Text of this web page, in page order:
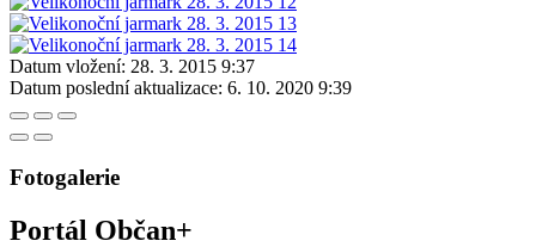
Datum vložení: 28. 3. 2015 9:37
Datum poslední aktualizace: 6. 10. 2020 9:39
Fotogalerie
Portál Občan+